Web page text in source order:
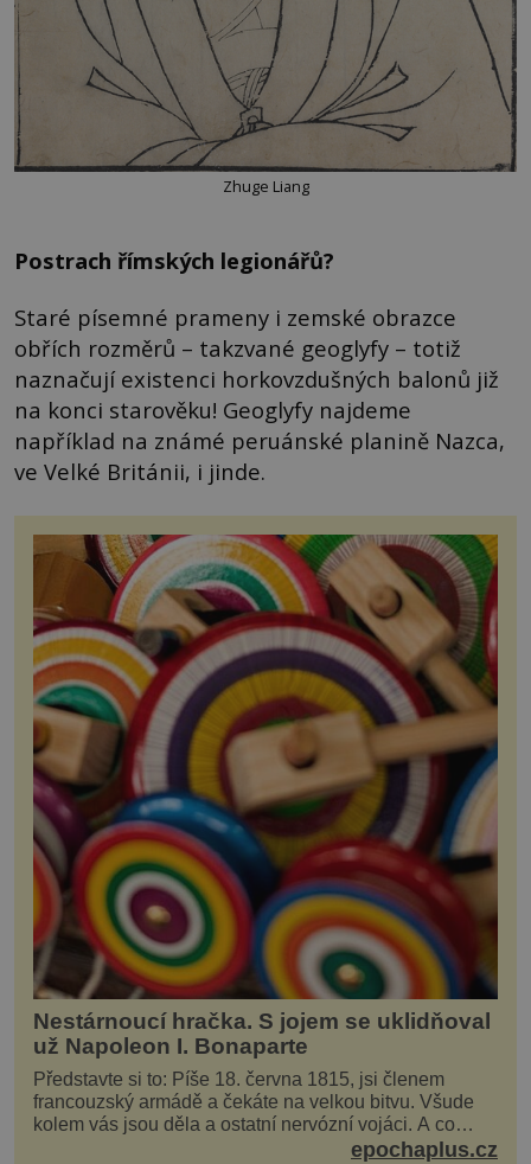
Zhuge Liang
Postrach římských legionářů?
Staré písemné prameny i zemské obrazce
obřích rozměrů – takzvané geoglyfy – totiž
naznačují existenci horkovzdušných balonů již
na konci starověku! Geoglyfy najdeme
například na známé peruánské planině Nazca,
ve Velké Británii, i jinde.
Nestárnoucí hračka. S jojem se uklidňoval
už Napoleon I. Bonaparte
Představte si to: Píše 18. června 1815, jsi členem
francouzský armádě a čekáte na velkou bitvu. Všude
kolem vás jsou děla a ostatní nervózní vojáci. A co
děláte vy? Hrajete si… s jojem! Zdá se v...epochaplus.cz